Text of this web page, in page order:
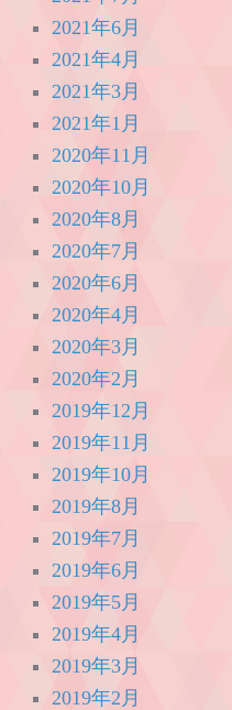
2021年6月
2021年4月
2021年3月
2021年1月
2020年11月
2020年10月
2020年8月
2020年7月
2020年6月
2020年4月
2020年3月
2020年2月
2019年12月
2019年11月
2019年10月
2019年8月
2019年7月
2019年6月
2019年5月
2019年4月
2019年3月
2019年2月